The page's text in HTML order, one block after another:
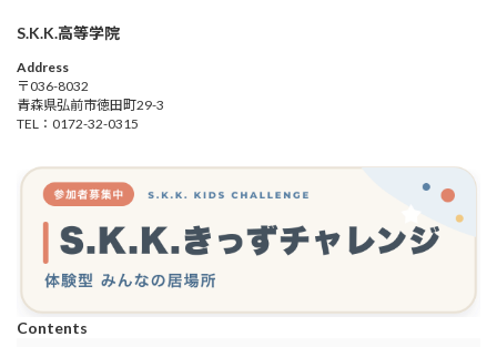
S.K.K.高等学院
Address
〒036-8032
青森県弘前市徳田町29-3
TEL：0172-32-0315
Contents